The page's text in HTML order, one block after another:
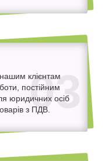
03
клієнтам
постійним
юридичних осіб
з ПДВ.